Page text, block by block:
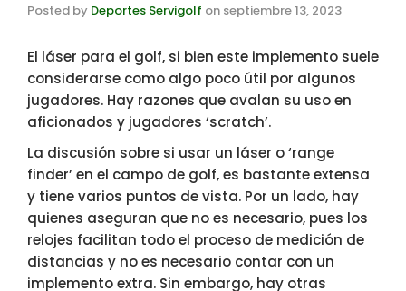
Posted by Deportes Servigolf on septiembre 13, 2023
El láser para el golf, si bien este implemento suele
considerarse como algo poco útil por algunos
jugadores. Hay razones que avalan su uso en
aficionados y jugadores ‘scratch’.
La discusión sobre si usar un láser o ‘range
finder’ en el campo de golf, es bastante extensa
y tiene varios puntos de vista. Por un lado, hay
quienes aseguran que no es necesario, pues los
relojes facilitan todo el proceso de medición de
distancias y no es necesario contar con un
implemento extra. Sin embargo, hay otras